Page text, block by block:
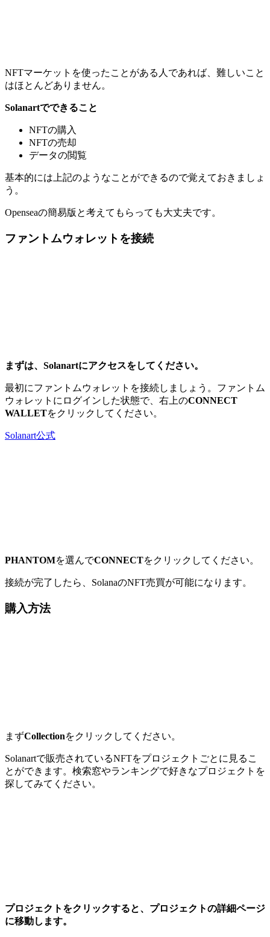
NFTマーケットを使ったことがある人であれば、難しいこと
はほとんどありません。
Solanartでできること
NFTの購入
NFTの売却
データの閲覧
基本的には上記のようなことができるので覚えておきましょ
う。
Openseaの簡易版と考えてもらっても大丈夫です。
ファントムウォレットを接続
まずは、Solanartにアクセスをしてください。
最初にファントムウォレットを接続しましょう。ファントム
ウォレットにログインした状態で、右上のCONNECT
WALLETをクリックしてください。
Solanart公式
PHANTOMを選んでCONNECTをクリックしてください。
接続が完了したら、SolanaのNFT売買が可能になります。
購入方法
まずCollectionをクリックしてください。
Solanartで販売されているNFTをプロジェクトごとに見るこ
とができます。検索窓やランキングで好きなプロジェクトを
探してみてください。
プロジェクトをクリックすると、プロジェクトの詳細ページ
に移動します。